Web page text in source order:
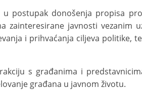
u postupak donošenja propisa
zainteresirane javnosti vezanim
i prihvaćanja ciljeva politike,
s građanima i
građana u javnom životu.